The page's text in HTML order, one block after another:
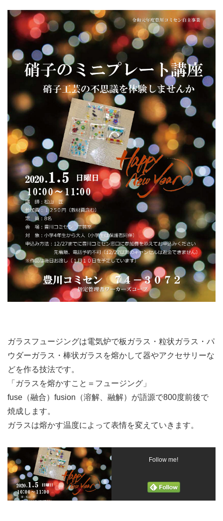
ガラスフュージングは電気炉で板ガラス・粒状ガラス・パ
ウダーガラス・棒状ガラスを熔かして器やアクセサリーな
どを作る技法です。
「ガラスを熔かすこと＝フュージング」
fuse（融合）fusion（溶解、融解）が語源で800度前後で
焼成します。
ガラスは熔かす温度によって表情を変えていきます。
Follow me!